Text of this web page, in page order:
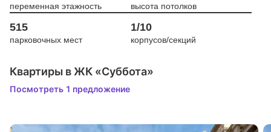
переменная этажность высота потолков
515
парковочных мест
1/10
корпусов/секций
Квартиры в ЖК «Суббота»
Посмотреть 1 предложение